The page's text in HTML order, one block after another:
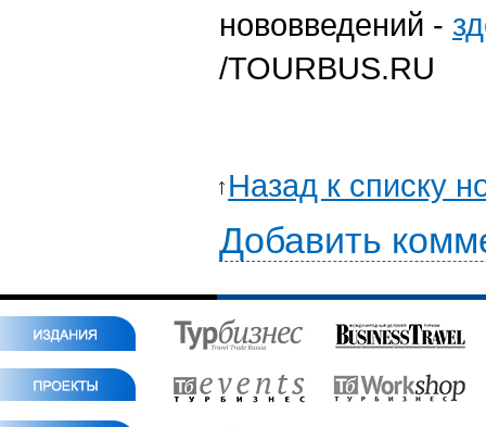
нововведений -
/TOURBUS.RU
Назад к списку
Добавить